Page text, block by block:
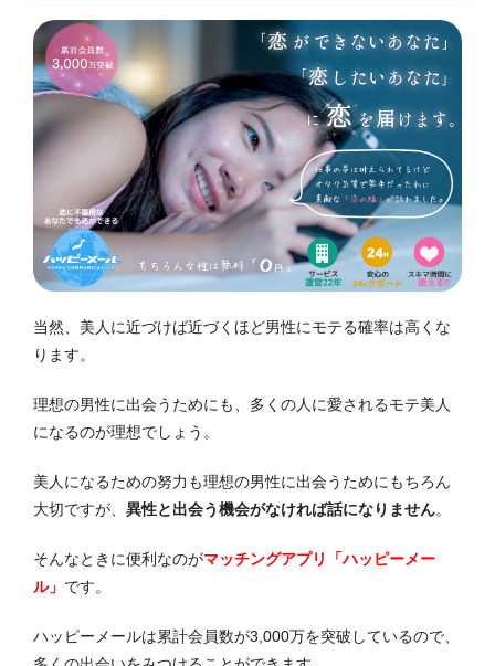
当然、美人に近づけば近づくほど男性にモテる確率は高くな
ります。
理想の男性に出会うためにも、多くの人に愛されるモテ美人
になるのが理想でしょう。
美人になるための努力も理想の男性に出会うためにもちろん
大切ですが、 異性と出会う機会がなければ話になりません。
そんなときに便利なのがマッチングアプリ「ハッピーメー
ル」 です。
ハッピーメールは累計会員数が3,000万を突破しているので、